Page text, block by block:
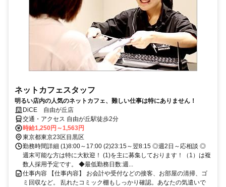
ネットカフェスタッフ
明るい店内の人気のネットカフェ、難しい仕事は特にありません！
DiCE 自由が丘店
交通・アクセス 自由が丘駅徒歩2分
時給1,250円～1,563円
東京都東京23区目黒区
勤務時間詳細 (1)8:00～17:00 (2)23:15～翌8:15 ◎週2日～応相談 ◎
週末可能な方は特に大歓迎！ (1)を主に募集しております！（1）は複
数人採用予定です。 ◆最低勤務日数:週...
仕事内容 【仕事内容】 お会計や受付などの接客、お部屋の清掃、ゴ
ミ回収など。 乱れたコミック棚もしっかり確認。あなたの気遣いで